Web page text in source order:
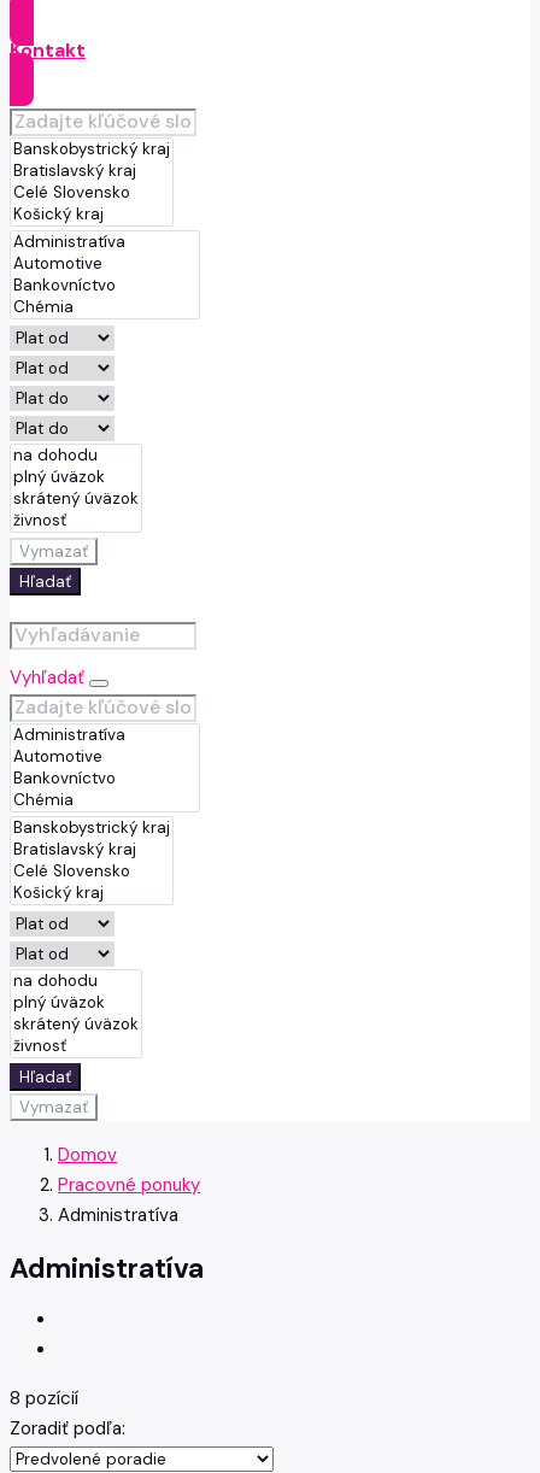
Kontakt
Vymazať
Hľadať
Vyhľadať
Hľadať
Vymazať
Domov
Pracovné ponuky
Administratíva
Administratíva
8 pozícií
Zoradiť podľa: